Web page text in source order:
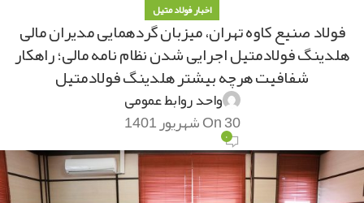
اخبار فولاد متیل
فولاد صنیع کاوه تهران، میزبان گردهمایی مدیران مالی
هلدینگ فولادمتیل اجرایی شدن نظام نامه مالی؛ راهکار
شفافیت هرچه بیشتر هلدینگ فولادمتیل
واحد روابط عمومی
On 30 شهریور 1401
۰